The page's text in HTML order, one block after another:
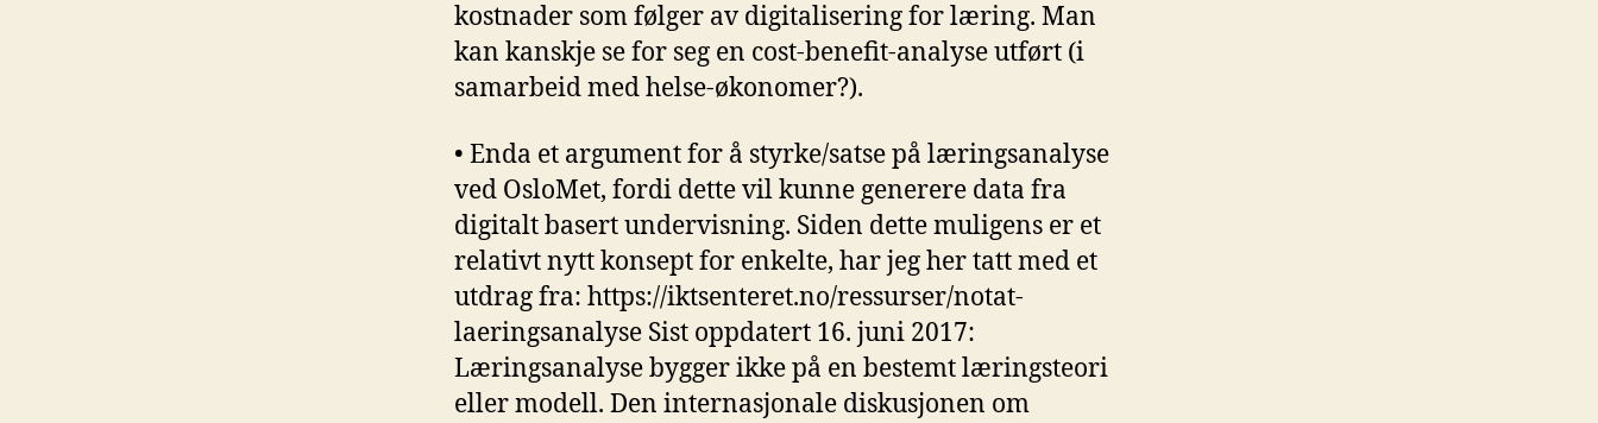
kostnader som følger av digitalisering for læring. Man
kan kanskje se for seg en cost-benefit-analyse utført (i
samarbeid med helse-økonomer?).
• Enda et argument for å styrke/satse på læringsanalyse
ved OsloMet, fordi dette vil kunne generere data fra
digitalt basert undervisning. Siden dette muligens er et
relativt nytt konsept for enkelte, har jeg her tatt med et
utdrag fra: https://iktsenteret.no/ressurser/notat-
laeringsanalyse Sist oppdatert 16. juni 2017:
Læringsanalyse bygger ikke på en bestemt læringsteori
eller modell. Den internasjonale diskusjonen om